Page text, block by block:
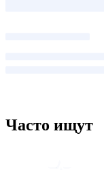
Часто ищут